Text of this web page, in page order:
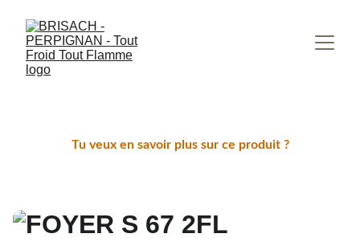
Tu veux en savoir plus sur ce produit ?